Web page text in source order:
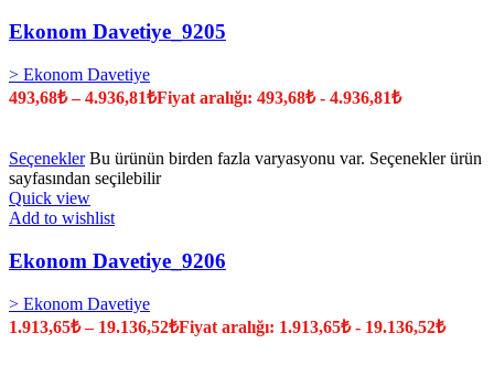
Ekonom Davetiye_9205
> Ekonom Davetiye
493,68₺ –4.936,81₺Fiyat aralığı: 493,68₺ - 4.936,81₺
Seçenekler Bu ürünün birden fazla varyasyonu var. Seçenekler ürün
sayfasından seçilebilir
Quick view
Add to wishlist
Ekonom Davetiye_9206
> Ekonom Davetiye
1.913,65₺ – 19.136,52₺Fiyat aralığı: 1.913,65₺ - 19.136,52₺